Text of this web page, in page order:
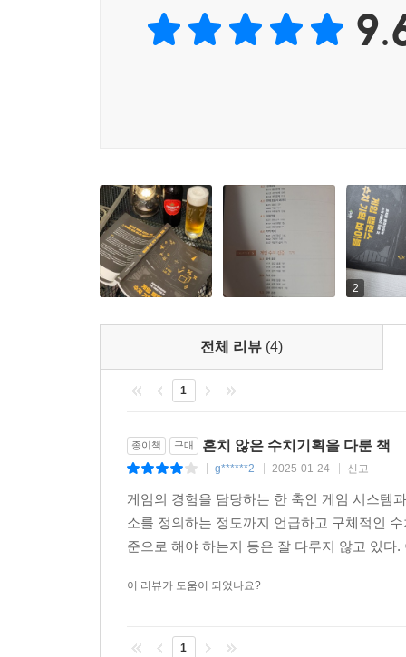
2
전체 리뷰 (4)
1
종이책 구매 흔치 않은 수치기획을 다룬 책
g******2 2025-01-24 신고
게임의 경험을 담당하는 한 축인 게임 시스템
소를 정의하는 정도까지 언급하고 구체적인
준으로 해야 하는지 등은 잘 다루지 않고 있
이 리뷰가 도움이 되었나요?
1